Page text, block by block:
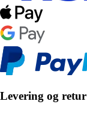
Levering og retur